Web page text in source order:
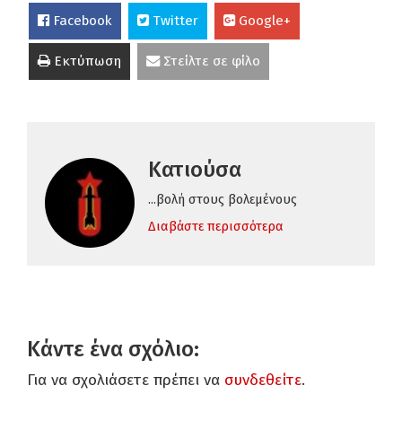
Facebook Twitter Google+
Εκτύπωση Στείλτε σε φίλο
Κατιούσα
...βολή στους βολεμένους
Διαβάστε περισσότερα
Κάντε ένα σχόλιο:
Για να σχολιάσετε πρέπει να συνδεθείτε.